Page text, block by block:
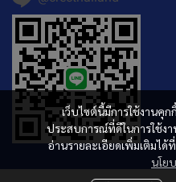
เว็บไซต์นี้มีการใช้งานคุ
ประสบการณ์ที่ดีในการใช้ง
อ่านรายละเอียดเพิ่มเติมได้ที่
นโย